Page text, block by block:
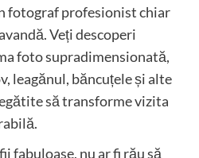
fotograf profesionist chiar
Veți descoperi
foto supradimensionată,
leagănul, băncuțele și alte
să transforme vizita
fabuloase, nu ar fi rău să